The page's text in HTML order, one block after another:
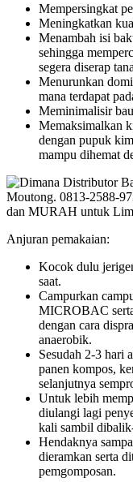
Mempersingkat
Meningkatkan
Menambah isi
sehingga
segera diserap
Menurunkan
mana terdapat
Meminimalisir
Memaksimalkan
dengan pupuk
mampu dihemat
Anjuran pemakaian:
Kocok dulu
saat.
Campurkan
MICROBAC
dengan cara
anaerobik.
Sesudah 2-3 hari
panen kompos,
selanjutnya
Untuk lebih
diulangi lagi
kali sambil
Hendaknya
dieramkan serta
pemgomposan.